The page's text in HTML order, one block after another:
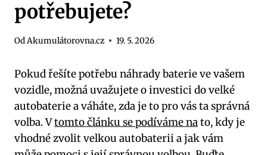
potřebujete?
OdAkumulátorovna.cz 19. 5. 2026
Pokud řešíte potřebu ‌náhrady baterie⁣ ve vašem
vozidle, možná uvažujete o⁤ investici do velké
autobaterie a váháte, ‍zda je to pro vás ​ta ‌správná​
volba. ⁣Vtomto článku se podíváme nato,‍ kdy je
vhodné zvolit velkou autobaterii a jak ‌vám